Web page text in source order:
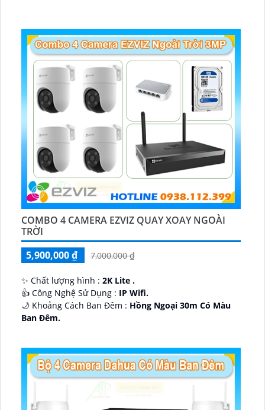
COMBO 4 CAMERA EZVIZ QUAY XOAY NGOÀI
TRỜI
5,900,000 ₫
7,000,000 ₫
✨ Chất lượng hình : 2K Lite .
👍 Công Nghệ Sử Dụng : IP Wifi.
🌙 Khoảng Cách Ban Đêm : Hồng Ngoại 30m Có Màu
Ban Ðêm.